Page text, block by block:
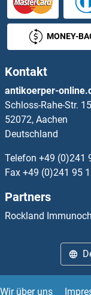
APITD1 Antikörper
APLF Antikörper
APLP1 Antikörper
APLP2 Antikörper
APMAP Antikörper
Apo-B100
APOA1BP
APOA4 Antikörper
MONEY-
Kontakt
antikoerper-
Schloss-Rahe-Str. 15
52072, Aachen
Deutschland
Telefon +49 (0)241
Fax +49 (0)241 95
Partners
Rockland
Wir über uns